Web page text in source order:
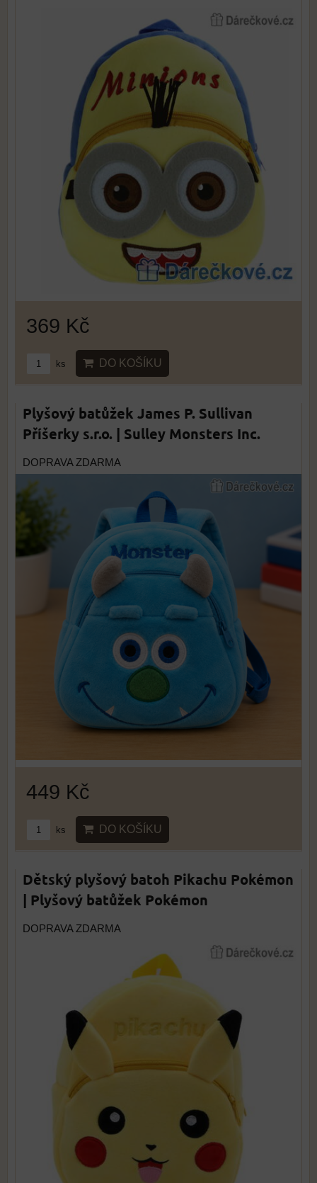
369 Kč
ks DO KOŠÍKU
Plyšový batůžek James P. Sullivan
Příšerky s.r.o. | Sulley Monsters Inc.
DOPRAVA ZDARMA
449 Kč
ks DO KOŠÍKU
Dětský plyšový batoh Pikachu Pokémon
| Plyšový batůžek Pokémon
DOPRAVA ZDARMA